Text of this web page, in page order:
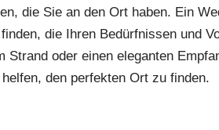
die Sie an den Ort haben. Ein
die Ihren Bedürfnissen und
Strand oder einen eleganten
den perfekten Ort zu finden.